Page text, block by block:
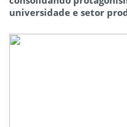
universidade e setor